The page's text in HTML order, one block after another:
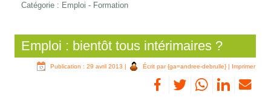
Catégorie : Emploi - Formation
Emploi : bientôt tous intérimaires ?
Publication : 29 avril 2013 | Écrit par {ga=andree-debrulle} | Imprimer